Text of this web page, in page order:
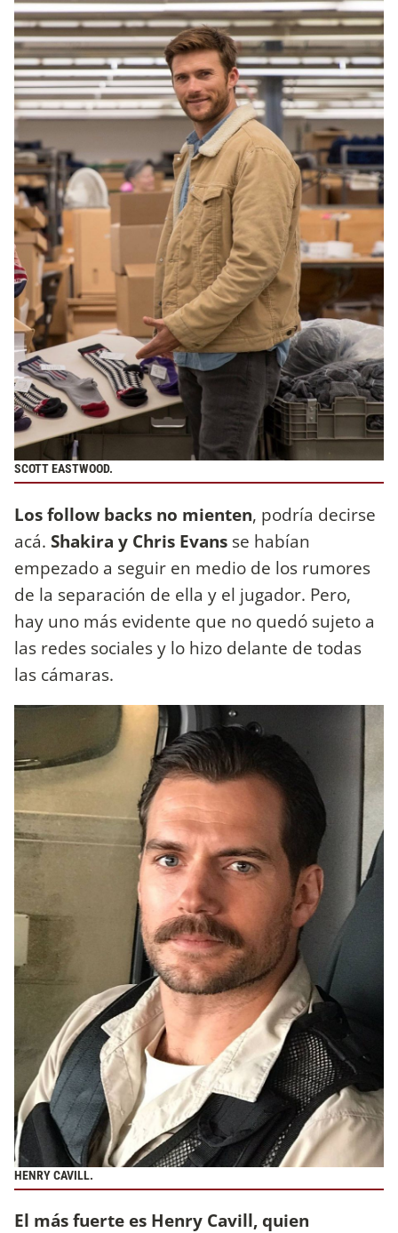
SCOTT EASTWOOD.
Los follow backs no mienten, podría decirse
acá. Shakira y Chris Evans se habían
empezado a seguir en medio de los rumores
de la separación de ella y el jugador. Pero,
hay uno más evidente que no quedó sujeto a
las redes sociales y lo hizo delante de todas
las cámaras.
HENRY CAVILL.
El más fuerte es Henry Cavill, quien